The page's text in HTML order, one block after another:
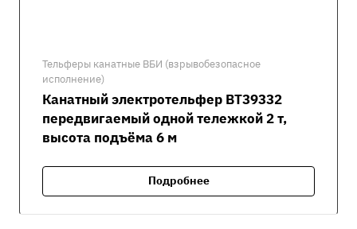
Тельферы канатные ВБИ (взрывобезопасное
исполнение)
Канатный электротельфер ВТ39332
передвигаемый одной тележкой 2 т,
высота подъёма 6 м
Подробнее